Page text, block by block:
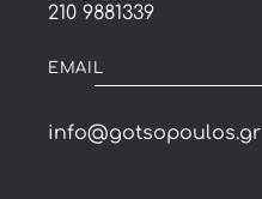
210 9881339
EMAIL
info@gotsopoulos.gr